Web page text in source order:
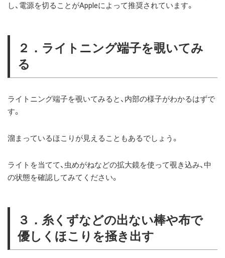
し、電源を切ることがAppleによって推奨されています。
２．ライトニング端子を覗いてみ
る
ライトニング端子を覗いてみると、内部の様子がわかるはずで
す。
溜まっているほこりが見えることもあるでしょう。
ライトを当てて、虫めがねなどの拡大鏡を使って覗き込み、中
の状態を確認してみてください。
３．糸くずなどの出ない棒や布で
優しくほこりを掻き出す